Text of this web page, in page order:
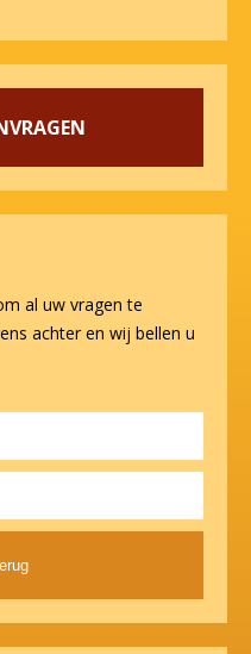
al uw vragen te
achter en wij bellen u